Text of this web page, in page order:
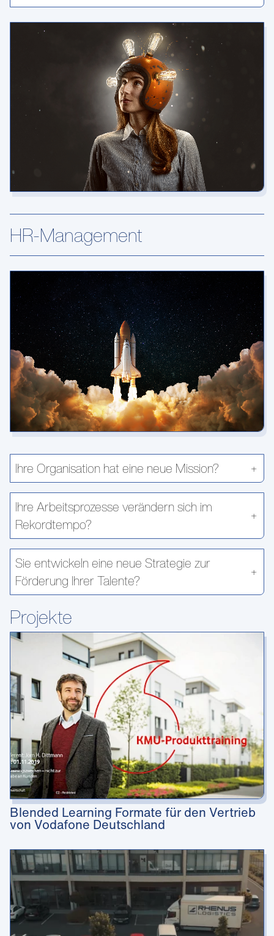
HR-Management
Ihre Organisation hat eine neue Mission?
Ihre Arbeitsprozesse verändern sich im
Rekordtempo?
Sie entwickeln eine neue Strategie zur
Förderung Ihrer Talente?
Projekte
Blended Learning Formate für den Vertrieb
von Vodafone Deutschland